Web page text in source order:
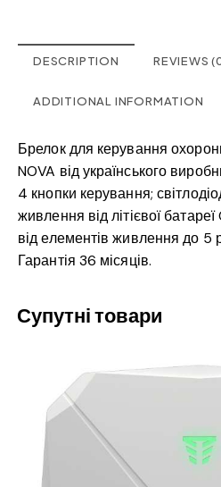
DESCRIPTION REVIEWS
ADDITIONAL INFORMATION
Брелок для керування
NOVA від українського
4 кнопки керування;
живлення від літієвої
від елементів живлення до 5
Гарантія 36 місяців.
Супутні товари